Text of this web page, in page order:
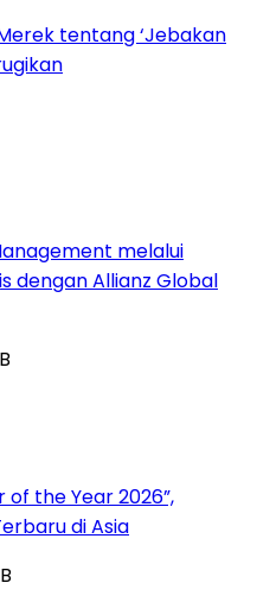
tentang ‘Jebakan
melalui
dengan Allianz Global
of the Year 2026”,
di Asia